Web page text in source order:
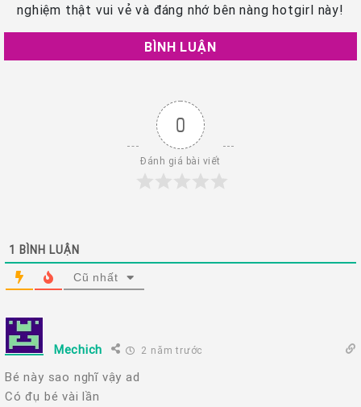
nghiệm thật vui vẻ và đáng nhớ bên nàng hotgirl này!
BÌNH LUẬN
0
Đánh giá bài viết
1 BÌNH LUẬN
Cũ nhất
Mechich 2 năm trước
Bé này sao nghĩ vậy ad
Có đụ bé vài lần